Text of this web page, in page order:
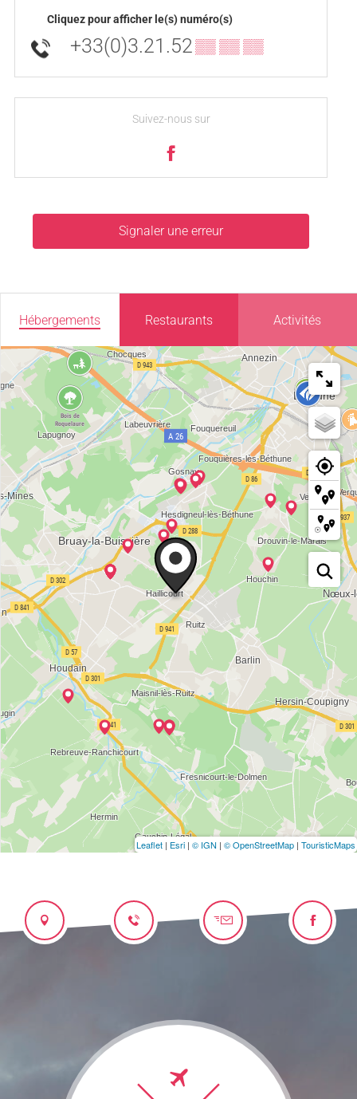
Cliquez pour afficher le(s) numéro(s)
+33(0)3.21.52▒▒ ▒▒ ▒▒
Suivez-nous sur
Signaler une erreur
Hébergements Restaurants Activités
Leaflet | Esri | © IGN | © OpenStreetMap | TouristicMaps